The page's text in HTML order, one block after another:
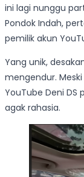
ini lagi nunggu
Pondok Indah,
pemilik akun
Yang unik,
mengendur.
YouTube Deni DS
agak rahasia.